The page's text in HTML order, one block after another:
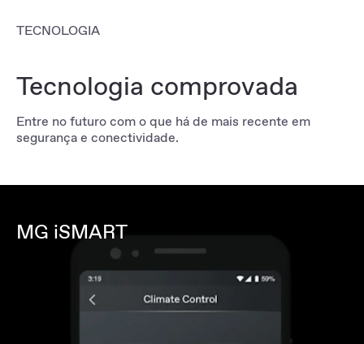
TECNOLOGIA
Tecnologia comprovada
Entre no futuro com o que há de mais recente em
segurança e conectividade.
MG iSMART